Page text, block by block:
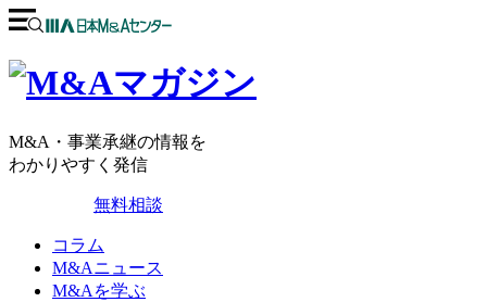
M&A・事業承継の情報を
わかりやすく発信
無料相談
コラム
M&Aニュース
M&Aを学ぶ